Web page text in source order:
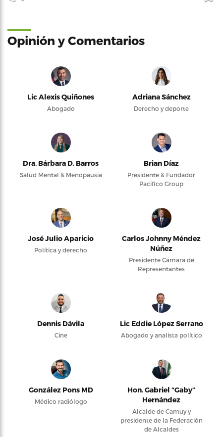
Opinión y Comentarios
Lic Alexis Quiñones
Abogado
Adriana Sánchez
Derecho y deporte
Dra. Bárbara D. Barros
Salud Mental & Menopausia
Brian Díaz
Presidente & Fundador
Pacifico Group
José Julio Aparicio
Política y derecho
Carlos Johnny Méndez
Núñez
Presidente Cámara de
Representantes
Dennis Dávila
Cine
Lic Eddie López Serrano
Abogado y analista político
González Pons MD
Médico radiólogo
Hon. Gabriel “Gaby”
Hernández
Alcalde de Camuy y
presidente de la Federación
de Alcaldes